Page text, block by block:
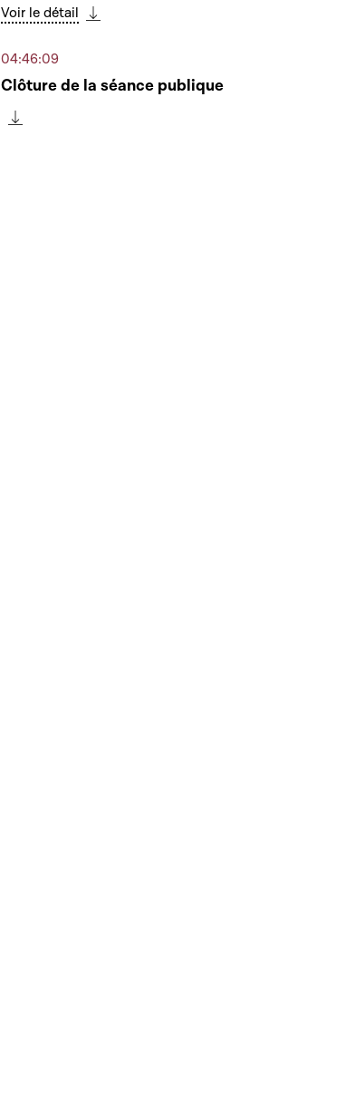
Voir le détail
04:46:09
Clôture de la séance publique